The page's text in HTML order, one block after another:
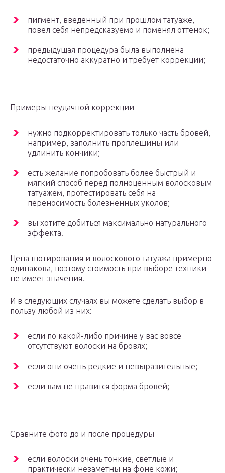
пигмент, введенный при прошлом татуаже,
повел себя непредсказуемо и поменял оттенок;
предыдущая процедура была выполнена
недостаточно аккуратно и требует коррекции;
Примеры неудачной коррекции
нужно подкорректировать только часть бровей,
например, заполнить проплешины или
удлинить кончики;
есть желание попробовать более быстрый и
мягкий способ перед полноценным волосковым
татуажем, протестировать себя на
переносимость болезненных уколов;
вы хотите добиться максимально натурального
эффекта.
Цена шотирования и волоскового татуажа примерно
одинакова, поэтому стоимость при выборе техники
не имеет значения.
И в следующих случаях вы можете сделать выбор в
пользу любой из них:
если по какой-либо причине у вас вовсе
отсутствуют волоски на бровях;
если они очень редкие и невыразительные;
если вам не нравится форма бровей;
Сравните фото до и после процедуры
если волоски очень тонкие, светлые и
практически незаметны на фоне кожи;